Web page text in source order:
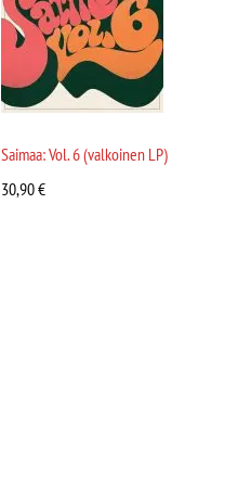
Saimaa: Vol. 6 (valkoinen LP)
30,90€